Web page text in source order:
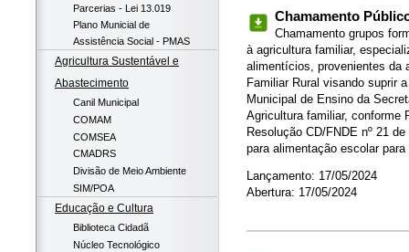
Parcerias - Lei 13.019
Plano Municial de
Assistência Social - PMAS
Agricultura Sustentável e
Abastecimento
Canil Municipal
COMAM
COMSEA
CMADRS
Divisão de Meio Ambiente
SIM/POA
Educação e Cultura
Biblioteca Cidadã
Núcleo Tecnológico
Chamamento
Chamamento grupos
à agricultura familiar,
alimentícios, provenientes da
Familiar Rural visando suprir
Municipal de Ensino da
Agricultura familiar, conforme
Resolução CD/FNDE nº 21
para alimentação escolar
Lançamento: 17/05/2024
Abertura: 17/05/2024